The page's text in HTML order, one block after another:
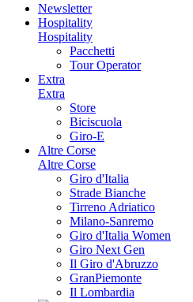
Newsletter
Hospitality
Hospitality
Pacchetti
Tour Operator
Extra
Extra
Store
Biciscuola
Giro-E
Altre Corse
Altre Corse
Giro d'Italia
Strade Bianche
Tirreno Adriatico
Milano-Sanremo
Giro d'Italia Women
Giro Next Gen
Il Giro d'Abruzzo
GranPiemonte
Il Lombardia